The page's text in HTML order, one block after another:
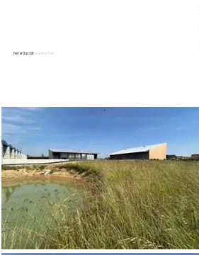
herardacostarquitectos